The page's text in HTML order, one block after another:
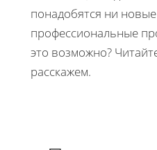
понадобятся ни
профессиональные
это возможно?
расскажем.